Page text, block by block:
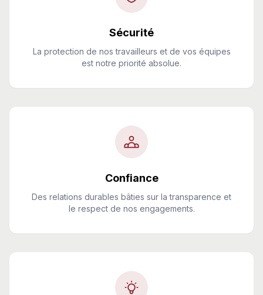
Sécurité
La protection de nos travailleurs et de vos équipes
est notre priorité absolue.
Confiance
Des relations durables bâties sur la transparence et
le respect de nos engagements.